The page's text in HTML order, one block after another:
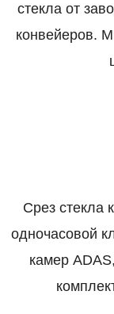
стекла от
конвейеров.
Срез стекла
одночасовой
камер